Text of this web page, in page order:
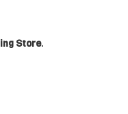
Store.